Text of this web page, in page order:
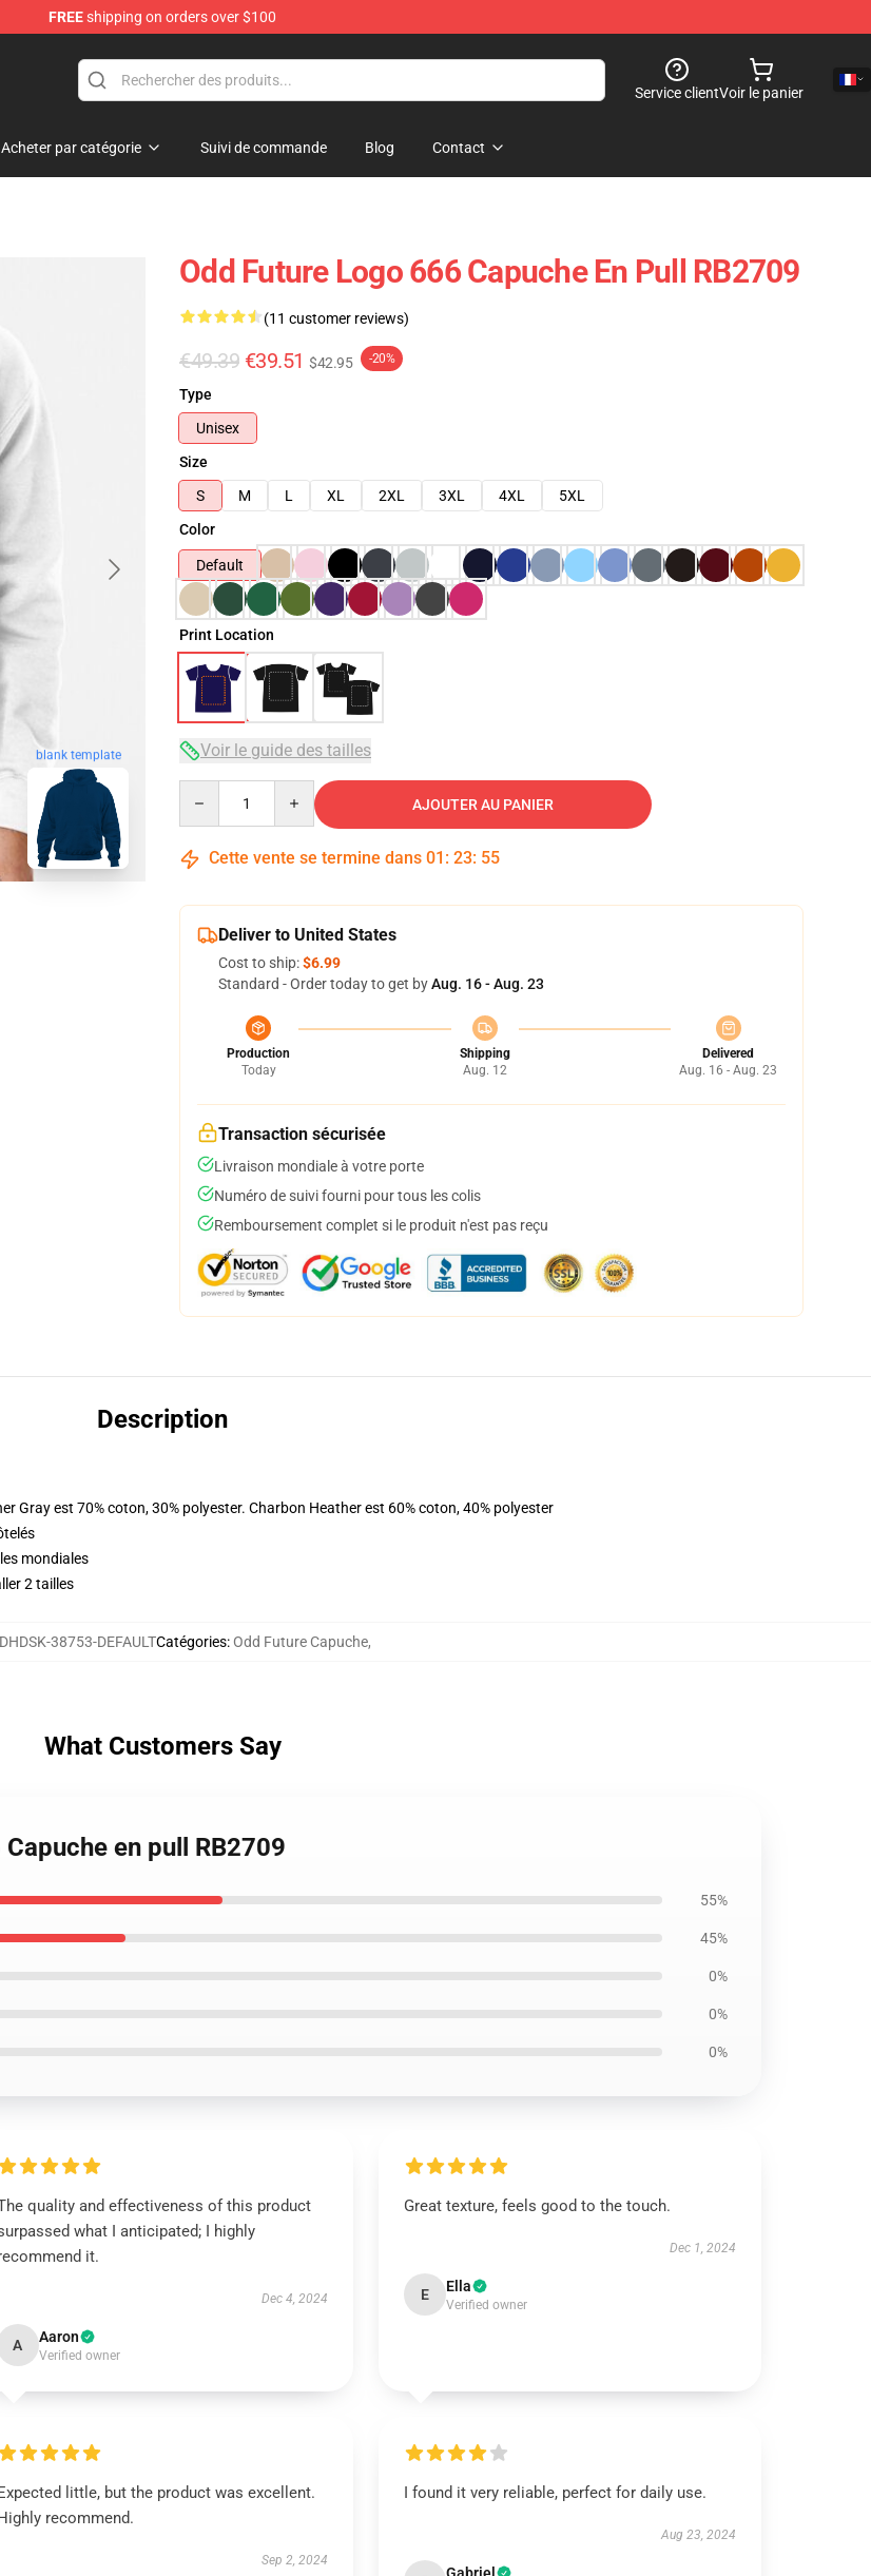
FREEshipping on orders over $100
Service clientVoir le panier
Acheter par catégorie Suivi de commande Blog Contact
blank template
Odd Future Logo 666 Capuche En Pull RB2709
(11 customer reviews)
€49.39 €39.51 $42.95 -20%
Type
Unisex
Size
S
M L XL 2XL 3XL 4XL
5XL
Color
Default
Print Location
Voir le guide des tailles
AJOUTER AU PANIER
Cette vente se termine dans 01 : 23: 54
Deliver to United States
Cost to ship:$6.99
Standard - Order today to get byAug. 16 - Aug. 23
Production
Today
Shipping
Aug. 12
Delivered
Aug. 16 - Aug. 23
Transaction sécurisée
Livraison mondiale à votre porte
Numéro de suivi fourni pour tous les colis
Remboursement complet si le produit n'est pas reçu
Description
Gray est 70% coton, 30% polyester. Charbon Heather est 60% coton, 40% polyester
mondiales
2 tailles
38753-DEFAULTCatégories:Odd Future Capuche,
What Customers Say
en pull RB2709
55%
45%
0%
0%
0%
quality and effectiveness of this product
what I anticipated; I highly
it.
Dec 4, 2024
A Aaron
Verified owner
Great texture, feels good to the touch.
Dec 1, 2024
E Ella
Verified owner
little, but the product was excellent.
recommend.
Sep 2, 2024
I found it very reliable, perfect for daily use.
Aug 23, 2024